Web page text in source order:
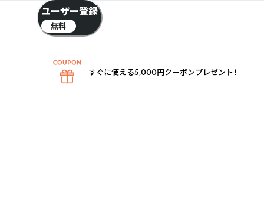
ユーザー登録
無料
すぐに使える5,000円クーポンプレゼント！